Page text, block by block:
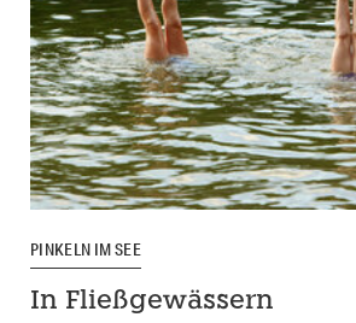
PINKELN IM SEE
In Fließgewässern